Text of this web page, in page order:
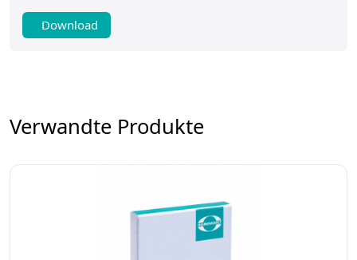
Download
Verwandte Produkte